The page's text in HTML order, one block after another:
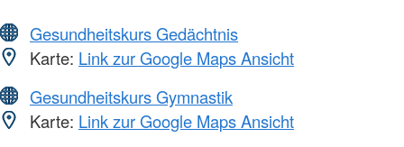
Gesundheitskurs Gedächtnis
Karte: Link zur Google Maps Ansicht
Gesundheitskurs Gymnastik
Karte: Link zur Google Maps Ansicht